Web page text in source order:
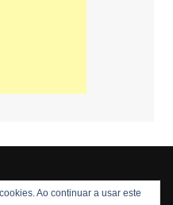
os direitos reservados
Ao continuar a usar este